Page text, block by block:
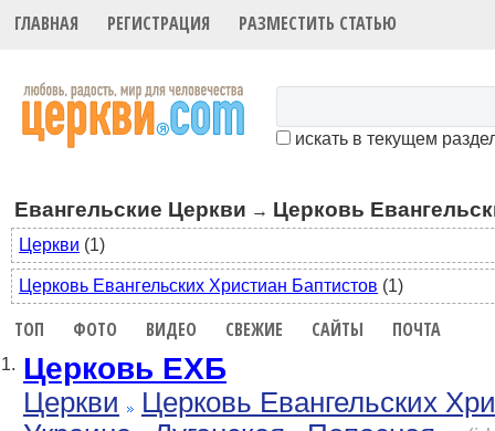
ГЛАВНАЯ РЕГИСТРАЦИЯ РАЗМЕСТИТЬ СТАТЬЮ
искать в текущем
Евангельские Церкви → Церковь
Церкви (1)
Церковь Евангельских Христиан Баптистов (1)
ТОП ФОТО ВИДЕО СВЕЖИЕ САЙТЫ ПОЧТА
1. Церковь ЕХБ
Церкви
Церковь Евангельских